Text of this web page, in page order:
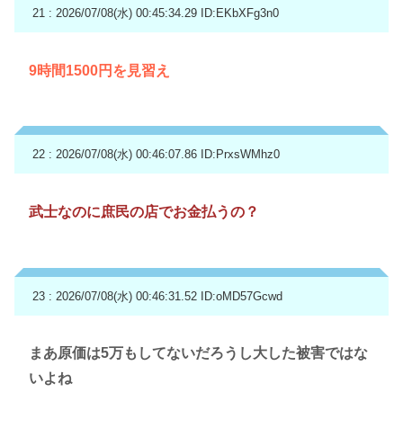
21 : 2026/07/08(水) 00:45:34.29 ID:EKbXFg3n0
9時間1500円を見習え
22 : 2026/07/08(水) 00:46:07.86 ID:PrxsWMhz0
武士なのに庶民の店でお金払うの？
23 : 2026/07/08(水) 00:46:31.52 ID:oMD57Gcwd
まあ原価は5万もしてないだろうし大した被害ではな
いよね